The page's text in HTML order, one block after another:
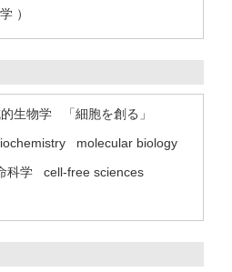
）
生物学
「細胞を創る」
molecular biology
科学
cell-free sciences